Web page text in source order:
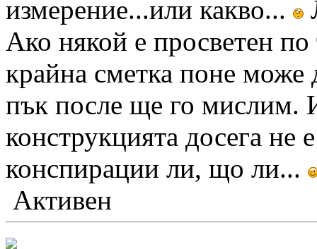
измерение...или какво...
Ако някой е просветен
крайна сметка поне може
пък после ще го мислим.
конструкцията досега не
конспирации ли, що ли...
Активен